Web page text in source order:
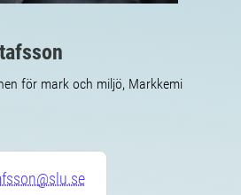
för mark och miljö, Markkemi